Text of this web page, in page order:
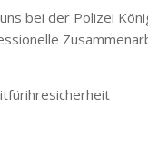
bei der Polizei